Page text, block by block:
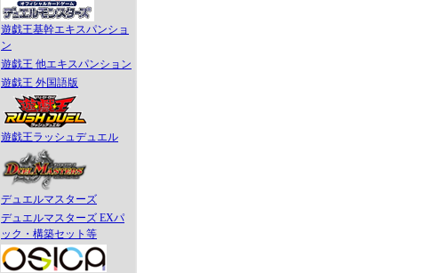
遊戯王基幹エキスパンショ
ン
遊戯王 他エキスパンション
遊戯王 外国語版
遊戯王ラッシュデュエル
デュエルマスターズ
デュエルマスターズ EXパ
ック・構築セット等